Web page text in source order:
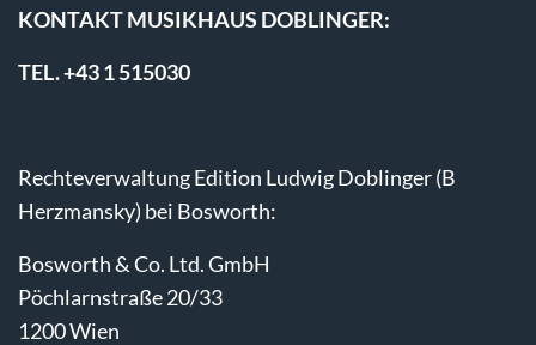
KONTAKT MUSIKHAUS DOBLINGER:
TEL. +43 1 515030
Rechteverwaltung Edition Ludwig Doblinger (B
Herzmansky) bei Bosworth:
Bosworth & Co. Ltd. GmbH
Pöchlarnstraße 20/33
1200 Wien